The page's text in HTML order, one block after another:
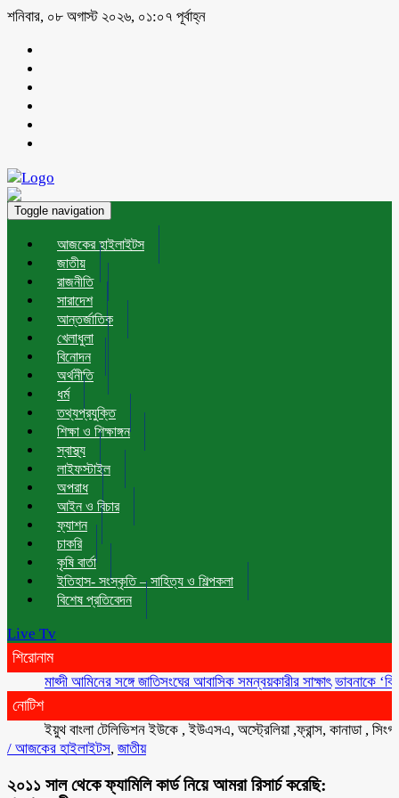
শনিবার, ০৮ অগাস্ট ২০২৬, ০১:০৭ পূর্বাহ্ন
Toggle navigation
আজকের হাইলাইটস
জাতীয়
রাজনীতি
সারাদেশ
আন্তর্জাতিক
খেলাধুলা
বিনোদন
অর্থনীতি
ধর্ম
তথ্যপ্রযুক্তি
শিক্ষা ও শিক্ষাঙ্গন
স্বাস্থ্য
লাইফস্টাইল
অপরাধ
আইন ও বিচার
ফ্যাশন
চাকরি
কৃষি বার্তা
ইতিহাস- সংস্কৃতি – সাহিত্য ও শিল্পকলা
বিশেষ প্রতিবেদন
Live Tv
শিরোনাম
মাহ্দী আমিনের সঙ্গে জাতিসংঘের আবাসিক সমন্বয়কারীর সাক্ষাৎ ভাবনাকে ‘বিরল
নোটিশ
ইয়ুথ বাংলা টেলিভিশন ইউকে , ইউএসএ, অস্ট্রেলিয়া ,ফ্রান্স, কানাডা , সিংগাপুর ,
/ আজকের হাইলাইটস, জাতীয়
২০১১ সাল থেকে ফ্যামিলি কার্ড নিয়ে আমরা রিসার্চ করেছি: